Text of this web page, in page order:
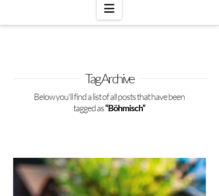
Navigation
Tag Archive
Below you'll find a list of all posts that have been
tagged as“Böhmisch”